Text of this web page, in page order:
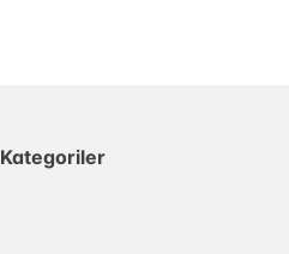
Kategoriler